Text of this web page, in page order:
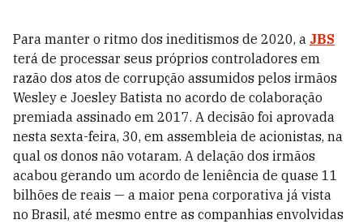
Para manter o ritmo dos ineditismos de 2020, a JBS
terá de processar seus próprios controladores em
razão dos atos de corrupção assumidos pelos irmãos
Wesley e Joesley Batista no acordo de colaboração
premiada assinado em 2017. A decisão foi aprovada
nesta sexta-feira, 30, em assembleia de acionistas, na
qual os donos não votaram. A delação dos irmãos
acabou gerando um acordo de leniência de quase 11
bilhões de reais — a maior pena corporativa já vista
no Brasil, até mesmo entre as companhias envolvidas